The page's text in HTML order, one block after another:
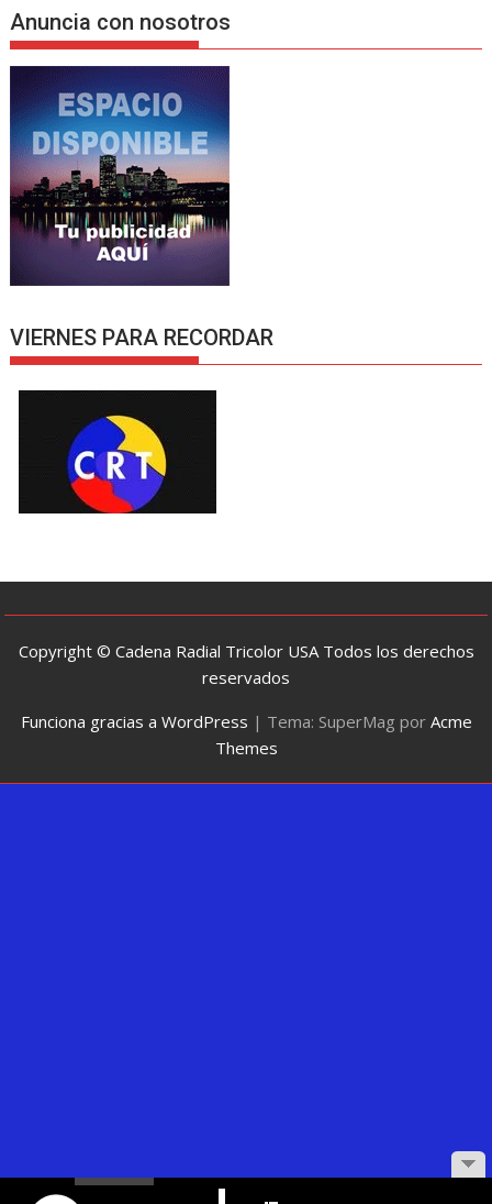
Anuncia con nosotros
VIERNES PARA RECORDAR
Copyright © Cadena Radial Tricolor USA Todos los derechos
reservados
Funciona gracias a WordPress | Tema: SuperMag por Acme
Themes